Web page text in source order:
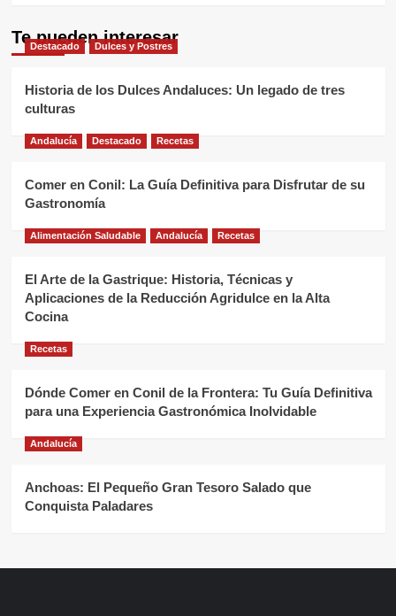
Te pueden interesar
Destacado Dulces y Postres
Historia de los Dulces Andaluces: Un legado de tres
culturas
Andalucía Destacado Recetas
Comer en Conil: La Guía Definitiva para Disfrutar de su
Gastronomía
Alimentación Saludable Andalucía Recetas
El Arte de la Gastrique: Historia, Técnicas y
Aplicaciones de la Reducción Agridulce en la Alta
Cocina
Recetas
Dónde Comer en Conil de la Frontera: Tu Guía Definitiva
para una Experiencia Gastronómica Inolvidable
Andalucía
Anchoas: El Pequeño Gran Tesoro Salado que
Conquista Paladares